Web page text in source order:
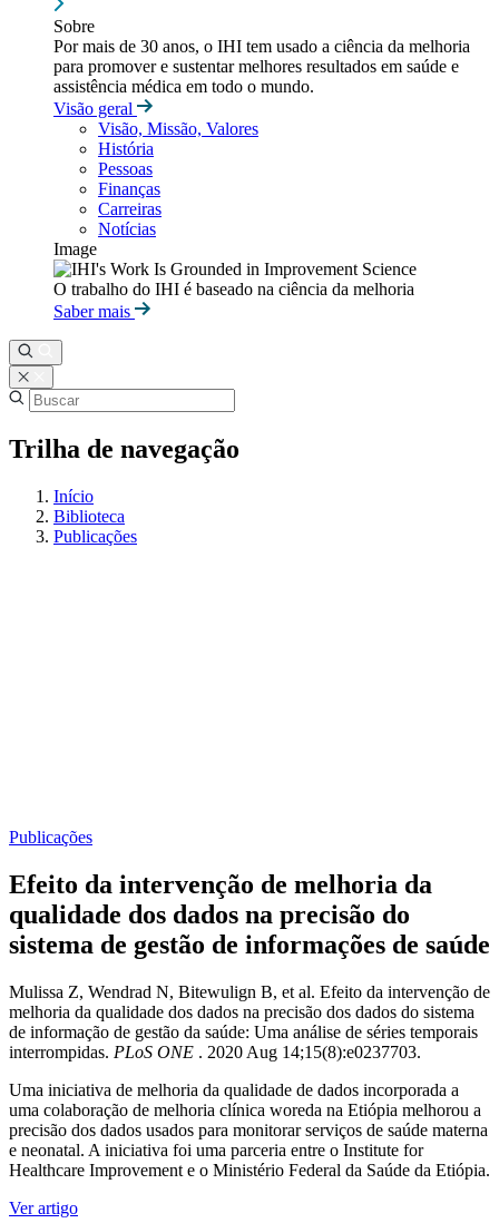
Sobre
Por mais de 30 anos, o IHI tem usado a ciência da melhoria
para promover e sustentar melhores resultados em saúde e
assistência médica em todo o mundo.
Visão geral
Visão, Missão, Valores
História
Pessoas
Finanças
Carreiras
Notícias
Image
O trabalho do IHI é baseado na ciência da melhoria
Saber mais
Trilha de navegação
Início
Biblioteca
Publicações
Publicações
Efeito da intervenção de melhoria da
qualidade dos dados na precisão do
sistema de gestão de informações de saúde
Mulissa Z, Wendrad N, Bitewulign B, et al. Efeito da intervenção de
melhoria da qualidade dos dados na precisão dos dados do sistema
de informação de gestão da saúde: Uma análise de séries temporais
interrompidas. PLoS ONE . ​​2020 Aug 14;15(8):e0237703.
Uma iniciativa de melhoria da qualidade de dados incorporada a
uma colaboração de melhoria clínica woreda na Etiópia melhorou a
precisão dos dados usados ​​para monitorar serviços de saúde materna
e neonatal. A iniciativa foi uma parceria entre o Institute for
Healthcare Improvement e o Ministério Federal da Saúde da Etiópia.
Ver artigo